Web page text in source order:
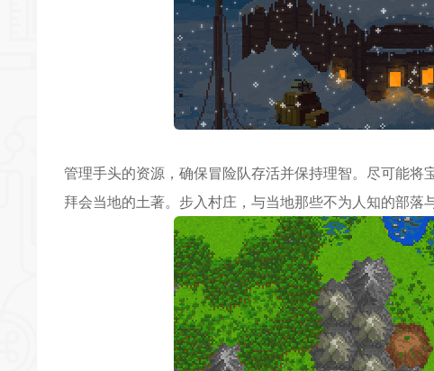
管理手头的资源，确保冒险队存活并保持理智。尽可能将
拜会当地的土著。步入村庄，与当地那些不为人知的部落